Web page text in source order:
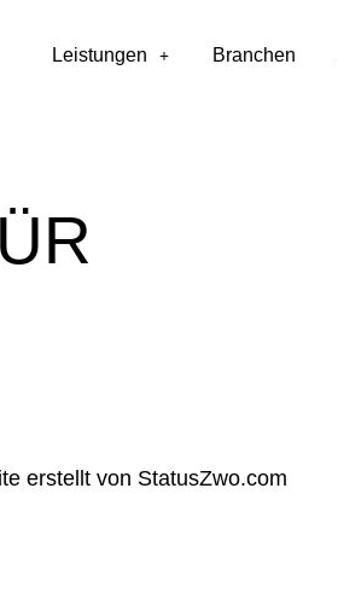
Leistungen Branchen